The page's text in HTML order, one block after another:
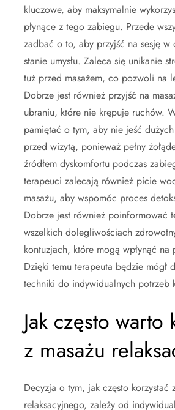
kluczowe, aby maksymalnie
płynące z tego zabiegu. Przede
zadbać o to, aby przyjść na sesję
stanie umysłu. Zaleca się unikanie
tuż przed masażem, co pozwoli na
Dobrze jest również przyjść na
ubraniu, które nie krępuje ruchów.
pamiętać o tym, aby nie jeść
przed wizytą, ponieważ pełny
źródłem dyskomfortu podczas
terapeuci zalecają również picie
masażu, aby wspomóc proces
Dobrze jest również poinformować
wszelkich dolegliwościach
kontuzjach, które mogą wpłynąć na
Dzięki temu terapeuta będzie mógł
techniki do indywidualnych potrzeb
Jak często warto
z masażu
Decyzja o tym, jak często korzystać
relaksacyjnego, zależy od